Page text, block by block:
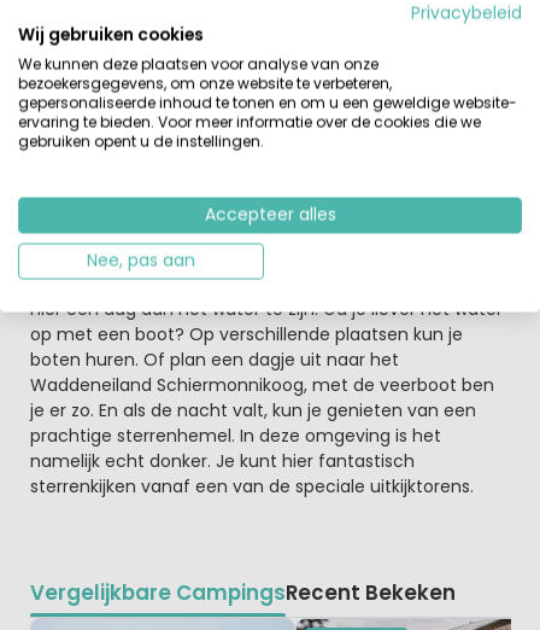
Een waterrijke omgeving en sterrenkijken
Het Lauwersmeer was vroeger de Lauwerszee.
Kunstmatige heuvels zorgen voor bescherming tegen
het hoge water. Deze heuvels worden wierden genoemd.
Het park ligt bij het wierdedorp Vierhuizen. Ga je de
omgeving op de fiets of te voet verkennen, dan valt het
weilanden en bossen wisselen elkaar af. De natuur in en
bij het Lauwersmeer is zo bijzonder, dat het gebied is
benoemd tot Nationaal Park. Bij Lauwersoog vind je
enkele leuke strandjes. Bij warm weer is het heerlijk om
hier een dag aan het water te zijn. Ga je liever het water
op met een boot? Op verschillende plaatsen kun je
boten huren. Of plan een dagje uit naar het
Waddeneiland Schiermonnikoog, met de veerboot ben
je er zo. En als de nacht valt, kun je genieten van een
prachtige sterrenhemel. In deze omgeving is het
namelijk echt donker. Je kunt hier fantastisch
sterrenkijken vanaf een van de speciale uitkijktorens.
Vergelijkbare CampingsRecent Bekeken
Privacybeleid
Wij gebruiken cookies
We kunnen deze plaatsen voor analyse van onze
bezoekersgegevens, om onze website te verbeteren,
gepersonaliseerde inhoud te tonen en om u een geweldige website-
ervaring te bieden. Voor meer informatie over de cookies die we
gebruiken opent u de instellingen.
Accepteer alles
Nee, pas aan